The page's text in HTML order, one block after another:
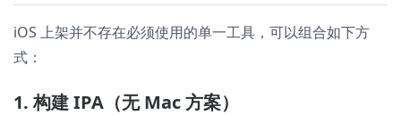
iOS 上架并不存在必须使用的单一工具，可以组合如下方
式：
1. 构建 IPA（无 Mac 方案）